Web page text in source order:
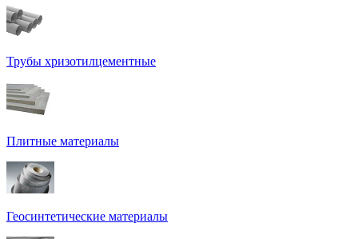
Трубы хризотилцементные
Плитные материалы
Геосинтетические материалы